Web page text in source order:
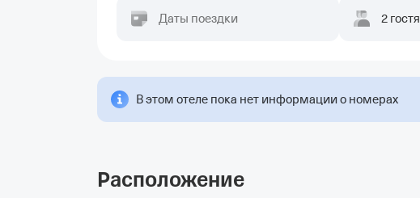
Даты поездки 2 гостя
В этом отеле пока нет информации о номерах
Расположение